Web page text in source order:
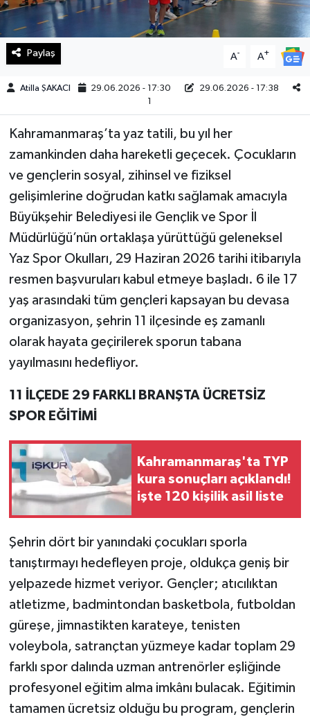
Paylaş A- A+
Atilla ŞAKACI 29.06.2026 - 17:30
29.06.2026 - 17:38
1
Kahramanmaraş’ta yaz tatili, bu yıl her
zamankinden daha hareketli geçecek. Çocukların
ve gençlerin sosyal, zihinsel ve fiziksel
gelişimlerine doğrudan katkı sağlamak amacıyla
Büyükşehir Belediyesi ile Gençlik ve Spor İl
Müdürlüğü’nün ortaklaşa yürüttüğü geleneksel
Yaz Spor Okulları, 29 Haziran 2026 tarihi itibarıyla
resmen başvuruları kabul etmeye başladı. 6 ile 17
yaş arasındaki tüm gençleri kapsayan bu devasa
organizasyon, şehrin 11 ilçesinde eş zamanlı
olarak hayata geçirilerek sporun tabana
yayılmasını hedefliyor.
11 İLÇEDE 29 FARKLI BRANŞTA ÜCRETSİZ
SPOR EĞİTİMİ
Kahramanmaraş'ta TYP
kura sonuçları açıklandı!
işte 120 kişilik asil liste
Şehrin dört bir yanındaki çocukları sporla
tanıştırmayı hedefleyen proje, oldukça geniş bir
yelpazede hizmet veriyor. Gençler; atıcılıktan
atletizme, badmintondan basketbola, futboldan
güreşe, jimnastikten karateye, tenisten
voleybola, satrançtan yüzmeye kadar toplam 29
farklı spor dalında uzman antrenörler eşliğinde
profesyonel eğitim alma imkânı bulacak. Eğitimin
tamamen ücretsiz olduğu bu program, gençlerin
Sağlık
Spor
Teknoloji
Yaşam
KAHRAMANMARAŞ